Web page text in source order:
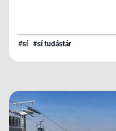
#sí #sí tudástár